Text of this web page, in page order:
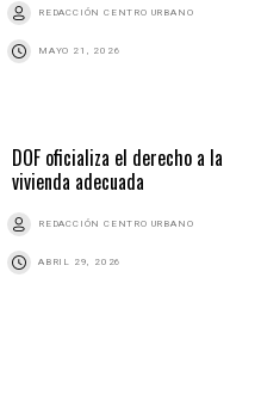
REDACCIÓN CENTRO URBANO
MAYO 21, 2026
DOF oficializa el derecho a la
vivienda adecuada
REDACCIÓN CENTRO URBANO
ABRIL 29, 2026